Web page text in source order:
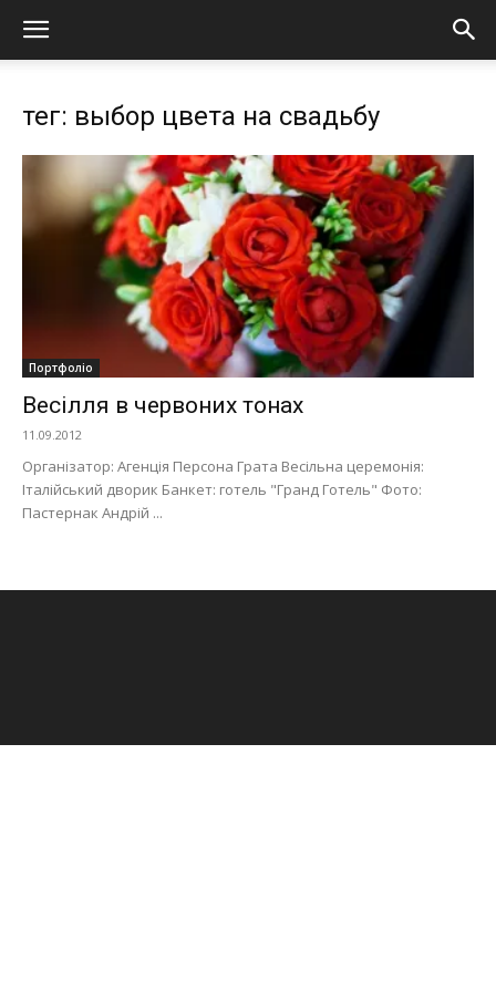
тег: выбор цвета на свадьбу
Портфоліо
Весілля в червоних тонах
11.09.2012
Організатор: Агенція Персона Грата Весільна церемонія:
Італійський дворик Банкет: готель "Гранд Готель" Фото:
Пастернак Андрій ...